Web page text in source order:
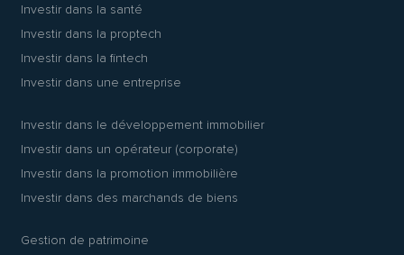
Investir dans la santé
Investir dans la proptech
Investir dans la fintech
Investir dans une entreprise
Investir dans le développement immobilier
Investir dans un opérateur (corporate)
Investir dans la promotion immobilière
Investir dans des marchands de biens
Gestion de patrimoine